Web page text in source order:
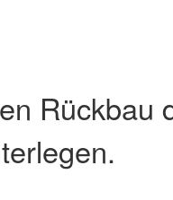
Rückbau